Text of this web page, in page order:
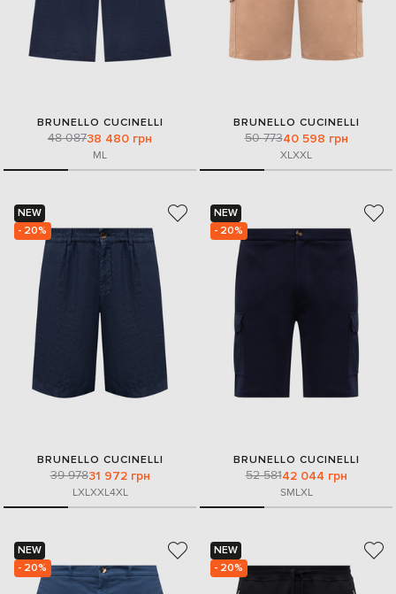
BRUNELLO CUCINELLI
48 08738 480 грн
ML
BRUNELLO CUCINELLI
50 77340 598 грн
XLXXL
NEW
- 20%
BRUNELLO CUCINELLI
39 97831 972 грн
LXLXXL4XL
NEW
- 20%
BRUNELLO CUCINELLI
52 58142 044 грн
SMLXL
NEW
- 20%
NEW
- 20%